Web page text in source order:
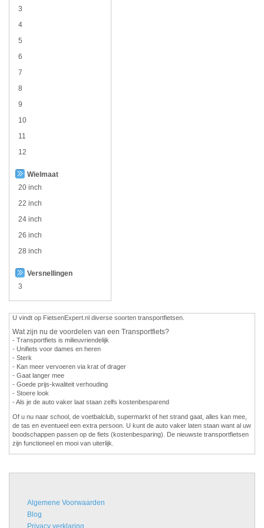
3
4
5
6
7
8
9
10
11
12
Wielmaat
20 inch
22 inch
24 inch
26 inch
28 inch
Versnellingen
3
U vindt op FietsenExpert.nl diverse soorten transportfietsen.
Wat zijn nu de voordelen van een Transportfiets?
- Transportfiets is milieuvriendelijk
- Unifiets voor dames en heren
- Sterk
- Kan meer vervoeren via krat of drager
- Gaat langer mee
- Goede prijs-kwaliteit verhouding
- Stoere look
- Als je de auto vaker laat staan zelfs kostenbesparend
Of u nu naar school, de voetbalclub, supermarkt of het strand gaat, alles kan mee,
de tas en eventueel een extra persoon. U kunt de auto vaker laten staan want al uw
boodschappen passen op de fiets (kostenbesparing). De nieuwste transportfietsen
zijn functioneel en mooi van uiterlijk.
Algemene Voorwaarden
Blog
Privacy verklaring